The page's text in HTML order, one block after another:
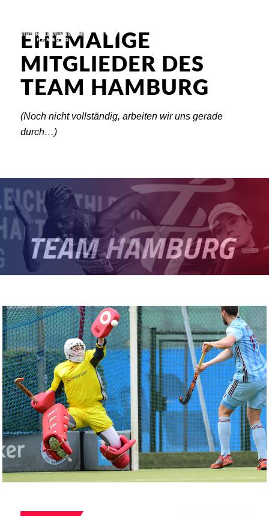
EHEMALIGE
MITGLIEDER DES
TEAM HAMBURG
(Noch nicht vollständig, arbeiten wir uns gerade
durch…)